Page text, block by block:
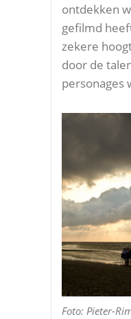
ontdekken
gefilmd
zekere
door de
personages
Foto: Pieter-